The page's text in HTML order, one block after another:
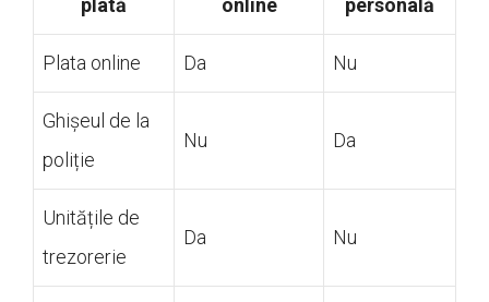
plată online personală
Plata online Da Nu
Ghișeul de la
poliție
Nu Da
Unitățile de
trezorerie
Da Nu